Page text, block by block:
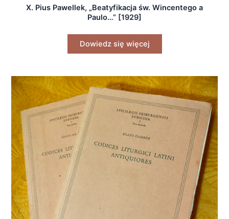
X. Pius Pawellek, „Beatyfikacja św. Wincentego a
Paulo…” [1929]
Dowiedz się więcej